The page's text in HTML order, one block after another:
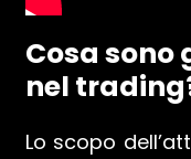
Cosa sono
nel
Lo scopo